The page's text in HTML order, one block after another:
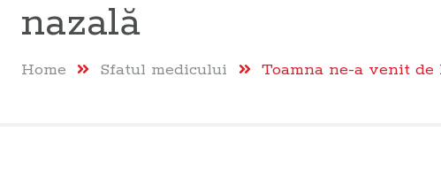
nazală
Home Sfatul medicului Toamna ne-a venit de